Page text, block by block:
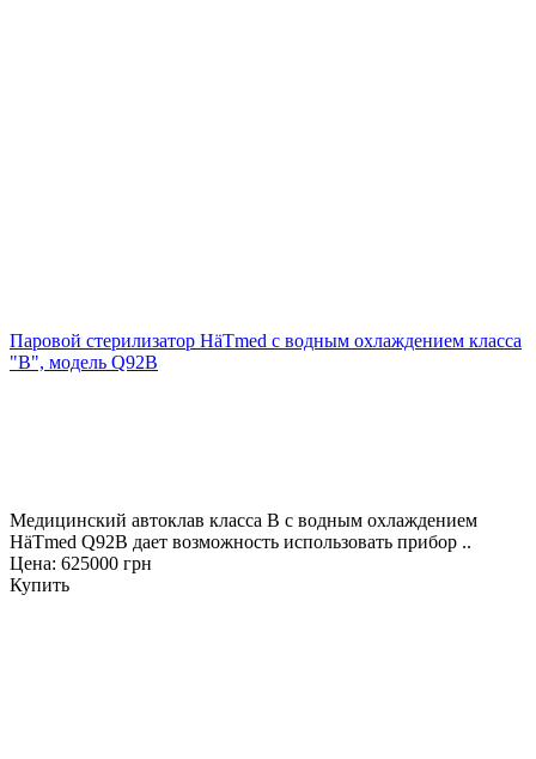
Паровой стерилизатор HäTmed с водным охлаждением класса
"В", модель Q92B
Медицинский автоклав класса B с водным охлаждением
HäTmed Q92B дает возможность использовать прибор ..
Цена: 625000 грн
Купить